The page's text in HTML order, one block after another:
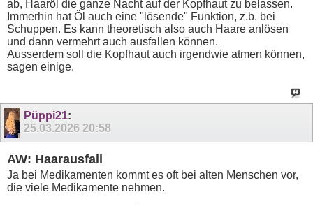
ab, Haaröl die ganze Nacht auf der Kopfhaut zu belassen.
Immerhin hat Öl auch eine "lösende" Funktion, z.b. bei
Schuppen. Es kann theoretisch also auch Haare anlösen
und dann vermehrt auch ausfallen können.
Ausserdem soll die Kopfhaut auch irgendwie atmen können,
sagen einige.
Püppi21:
25.03.2026 20:58
AW: Haarausfall
Ja bei Medikamenten kommt es oft bei alten Menschen vor,
die viele Medikamente nehmen.